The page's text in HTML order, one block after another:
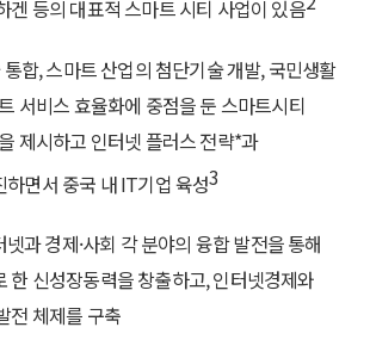
겐 등의 대표적 스마트 시티 사업이 있음
합, 스마트 산업의 첨단기술 개발, 국민생활
서비스 효율화에 중점을 둔 스마트시티
제시하고 인터넷 플러스 전략*과
면서 중국 내 IT기업 육성3
과 경제·사회 각 분야의 융합 발전을 통해
한 신성장동력을 창출하고, 인터넷경제와
전 체제를 구축